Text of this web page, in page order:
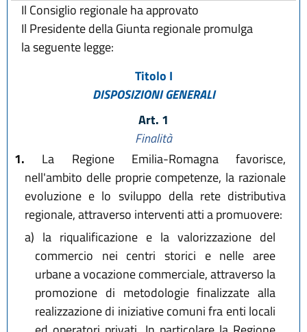
Il Consiglio regionale ha approvato
Il Presidente della Giunta regionale promulga
la seguente legge:
Titolo I
DISPOSIZIONI GENERALI
Art. 1
Finalità
1. La Regione Emilia-Romagna favorisce,
nell'ambito delle proprie competenze, la razionale
evoluzione e lo sviluppo della rete distributiva
regionale, attraverso interventi atti a promuovere:
a) la riqualificazione e la valorizzazione del
commercio nei centri storici e nelle aree
urbane a vocazione commerciale, attraverso la
promozione di metodologie finalizzate alla
realizzazione di iniziative comuni fra enti locali